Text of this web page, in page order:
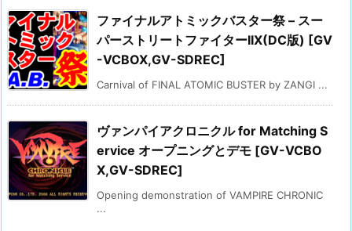
ファイナルアトミックバスター祭 – スー
パーストリートファイターIIX(DC版) [GV
-VCBOX,GV-SDREC]
Carnival of FINAL ATOMIC BUSTER by ZANGI ...
ヴァンパイアクロニクル for Matching S
ervice オープニングとデモ [GV-VCBO
X,GV-SDREC]
Opening demonstration of VAMPIRE CHRONIC
...